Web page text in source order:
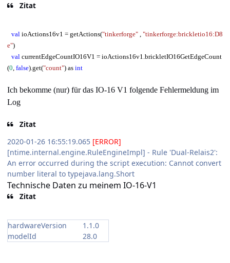
Zitat
val ioActions16v1 = getActions("tinkerforge" "tinkerforge:brickletio16:D8
e")
val currentEdgeCountIO16V1 = ioActions16v1.brickletIO16GetEdgeCount
(0 false).get("count") as int
Ich bekomme (nur) für das IO-16 V1 folgende Fehlermeldung im
Log
Zitat
2020-01-26 16:55:19.065 [ERROR]
[ntime.internal.engine.RuleEngineImpl] - Rule 'Dual-Relais2':
An error occurred during the script execution: Cannot convert
number literal to typejava.lang.Short
Technische Daten zu meinem IO-16-V1
Zitat
hardwareVersion
1.1.0
modelId
28.0